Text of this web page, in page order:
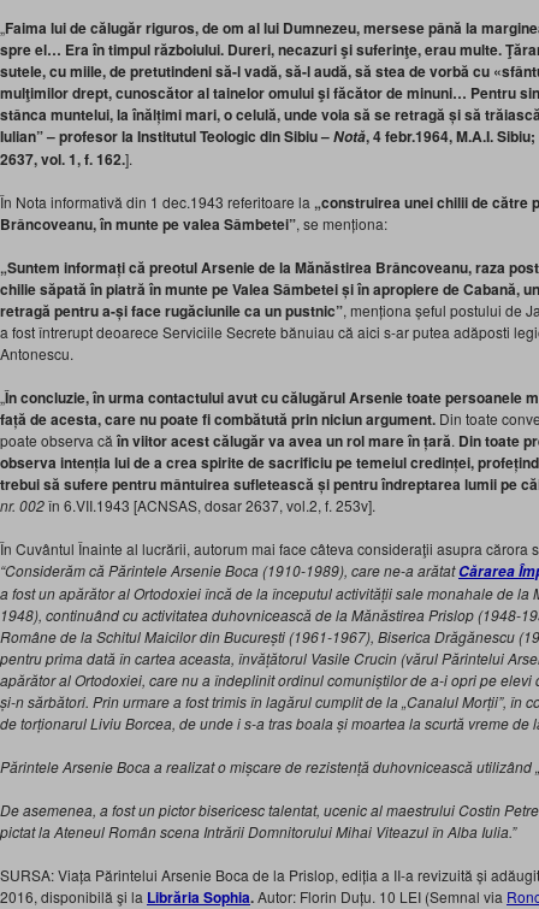
„Faima lui de călugăr riguros, de om al lui Dumnezeu, mersese până la
spre el… Era în timpul războiului. Dureri, necazuri şi suferinţe, erau multe.
sutele, cu miile, de pretutindeni să-l vadă, să-l audă, să stea de vorbă cu
mulţimilor drept, cunoscător al tainelor omului şi făcător de minuni… Pentru
stânca muntelui, la înălțimi mari, o celulă, unde voia să se retragă și să
Iulian” – profesor la Institutul Teologic din Sibiu –Notă, 4 febr.1964, M.A.I. Sibiu;
2637, vol. 1, f. 162.].
În Nota informativă din 1 dec.1943 referitoare la „construirea unei chilii de către
Brâncoveanu, în munte pe valea Sâmbetei”, se menționa:
„Suntem informați că preotul Arsenie de la Mănăstirea Brâncoveanu, raza
chilie săpată în piatră în munte pe Valea Sâmbetei și în apropiere de Cabană,
retragă pentru a-și face rugăciunile ca un pustnic”, menționa șeful postului de
a fost întrerupt deoarece Serviciile Secrete bănuiau că aici s-ar putea adăposti
Antonescu.
„În concluzie, în urma contactului avut cu călugărul Arsenie toate persoanele
față de acesta, care nu poate fi combătută prin niciun argument. Din toate
poate observa că în viitor acest călugăr va avea un rol mare în țară. Din toate
observa intenția lui de a crea spirite de sacrificiu pe temeiul credinței,
trebui să sufere pentru mântuirea sufletească și pentru îndreptarea lumii pe
nr. 002în 6.VII.1943 [ACNSAS, dosar 2637, vol.2, f. 253v].
În Cuvântul Înainte al lucrării, autorum mai face câteva consideraţii asupra cărora
“Considerăm că Părintele Arsenie Boca (1910-1989), care ne-a arătatCărarea
a fost un apărător al Ortodoxiei încă de la începutul activității sale monahale de la
1948), continuând cu activitatea duhovnicească de la Mănăstirea Prislop (1948-
Române de la Schitul Maicilor din București (1961-1967), Biserica Drăgănescu
pentru prima dată în cartea aceasta, învățătorul Vasile Crucin (vărul Părintelui
apărător al Ortodoxiei, care nu a îndeplinit ordinul comuniștilor de a-i opri pe
și-n sărbători. Prin urmare a fost trimis în lagărul cumplit de la „Canalul Morții”, în
de torționarul Liviu Borcea, de unde i s-a tras boala și moartea la scurtă vreme de
Părintele Arsenie Boca a realizat o mișcare de rezistență duhovnicească utilizând
De asemenea, a fost un pictor bisericesc talentat, ucenic al maestrului Costin
pictat la Ateneul Român scena Intrării Domnitorului Mihai Viteazul în Alba Iulia.”
SURSA: Viața Părintelui Arsenie Boca de la Prislop, ediția a II-a revizuită și
2016, disponibilă şi la Librăria Sophia.Autor: Florin Duțu. 10 LEI (Semnal via